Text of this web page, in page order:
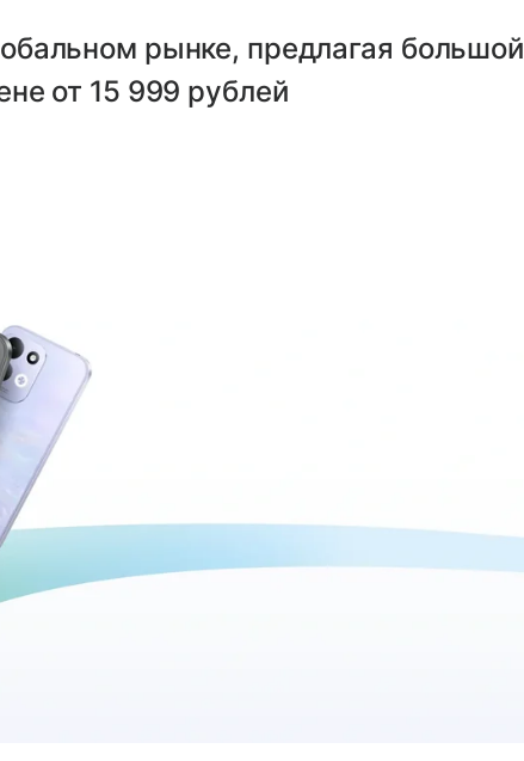
рынке, предлагая большой
от 15 999 рублей